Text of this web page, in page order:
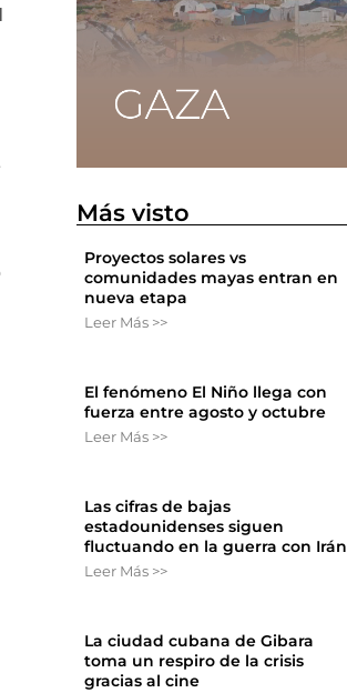
Más visto
Proyectos solares vs
comunidades mayas entran en
nueva etapa
Leer Más >>
El fenómeno El Niño llega con
fuerza entre agosto y octubre
Leer Más >>
Las cifras de bajas
estadounidenses siguen
fluctuando en la guerra con Irán
Leer Más >>
La ciudad cubana de Gibara
toma un respiro de la crisis
gracias al cine